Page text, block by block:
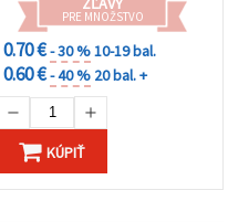
PRE MNOŽSTVO
0.70 €- 30 %10-19 bal.
0.60 €- 40 % 20 bal. +
KÚPIŤ